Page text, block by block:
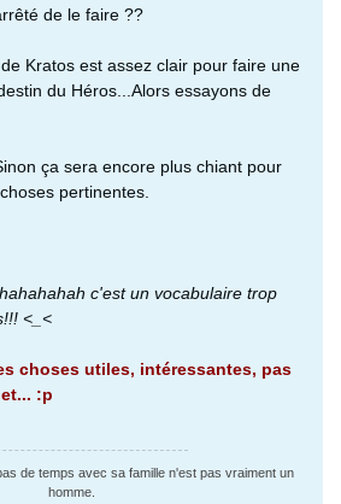
de le faire ??
Kratos est assez clair pour faire une
du Héros...Alors essayons de
ça sera encore plus chiant pour
pertinentes.
c'est un vocabulaire trop
<_<
choses utiles, intéressantes, pas
:p
de temps avec sa famille n'est pas vraiment un
homme.